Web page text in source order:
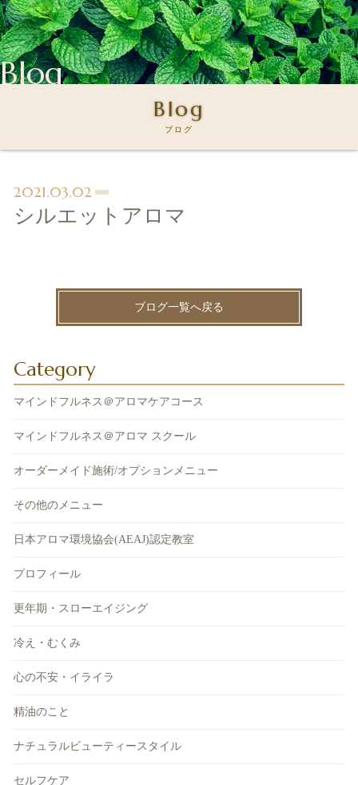
Blog
Blog
ブログ
2021.03.02
シルエットアロマ
ブログ一覧へ戻る
Category
マインドフルネス＠アロマケアコース
マインドフルネス＠アロマ スクール
オーダーメイド施術/オプションメニュー
その他のメニュー
日本アロマ環境協会(AEAJ)認定教室
プロフィール
更年期・スローエイジング
冷え・むくみ
心の不安・イライラ
精油のこと
ナチュラルビューティースタイル
セルフケア